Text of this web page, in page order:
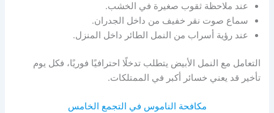
عند ملاحظة ثقوب صغيرة في الخشب.
سماع صوت نقر خفيف من داخل الجدران.
عند رؤية أسراب من النمل الطائر داخل المنزل.
التعامل مع النمل الأبيض يتطلب تدخلًا احترافيًا فوريًا، فكل يوم
تأخير قد يعني خسائر أكبر في الممتلكات.
مكافحة الناموس في التجمع الخامس